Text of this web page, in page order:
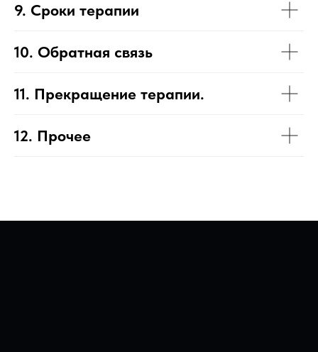
9. Сроки терапии
10. Обратная связь
11. Прекращение терапии.
12. Прочее